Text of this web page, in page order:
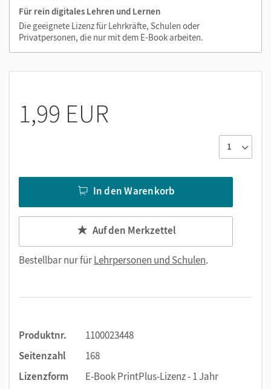
Für rein digitales Lehren und Lernen
Die geeignete Lizenz für Lehrkräfte, Schulen oder
Privatpersonen, die nur mit dem E-Book arbeiten.
1,99 EUR
In den Warenkorb
Auf den Merkzettel
Bestellbar nur fürLehrpersonen und Schulen.
Produktnr.
1100023448
Seitenzahl
168
Lizenzform
E-Book PrintPlus-Lizenz - 1 Jahr